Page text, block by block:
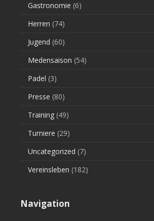
Gastronomie (6)
Herren (74)
Jugend (60)
Medensaison (54)
Padel (3)
Presse (80)
Training (49)
Turniere (29)
Uncategorized (7)
Vereinsleben (182)
Navigation